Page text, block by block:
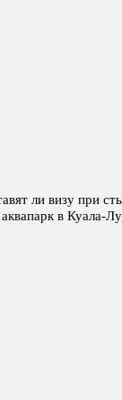
ли визу при
в Куала-